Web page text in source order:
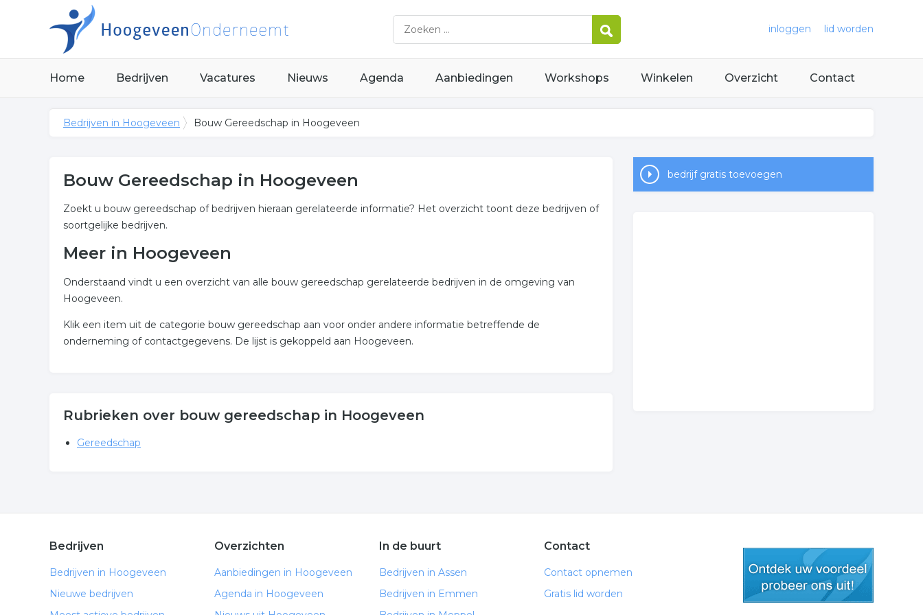
inloggen lid worden
Home Bedrijven Vacatures Nieuws Agenda Aanbiedingen Workshops Winkelen Overzicht Contact
Bedrijven in Hoogeveen Bouw Gereedschap in Hoogeveen
Bouw Gereedschap in Hoogeveen
Zoekt u bouw gereedschap of bedrijven hieraan gerelateerde informatie? Het overzicht toont deze bedrijven of
soortgelijke bedrijven.
Meer in Hoogeveen
Onderstaand vindt u een overzicht van alle bouw gereedschap gerelateerde bedrijven in de omgeving van
Hoogeveen.
Klik een item uit de categorie bouw gereedschap aan voor onder andere informatie betreffende de
onderneming of contactgegevens. De lijst is gekoppeld aan Hoogeveen.
Rubrieken over bouw gereedschap in Hoogeveen
Gereedschap
bedrijf gratis toevoegen
Bedrijven
Bedrijven in Hoogeveen
Nieuwe bedrijven
Overzichten
Aanbiedingen in Hoogeveen
Agenda in Hoogeveen
In de buurt
Bedrijven in Assen
Bedrijven in Emmen
Contact
Contact opnemen
Gratis lid worden